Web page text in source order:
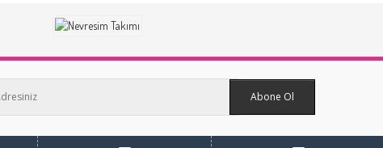
Abone Ol